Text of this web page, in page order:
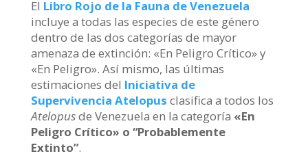
El Libro Rojo de la Fauna de Venezuela
incluye a todas las especies de este género
dentro de las dos categorías de mayor
amenaza de extinción: «En Peligro Crítico» y
«En Peligro». Así mismo, las últimas
estimaciones del Iniciativa de
Supervivencia Atelopus clasifica a todos los
Atelopusde Venezuela en la categoría «En
Peligro Crítico» o “Probablemente
Extinto”.